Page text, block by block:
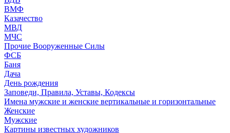
ВМФ
Казачество
МВД
МЧС
Прочие Вооруженные Силы
ФСБ
Баня
Дача
День рождения
Заповеди, Правила, Уставы, Кодексы
Имена мужские и женские вертикальные и горизонтальные
Женские
Мужские
Картины известных художников